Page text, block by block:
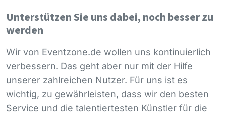
Unterstützen Sie uns dabei, noch besser zu
werden
Wir von Eventzone.de wollen uns kontinuierlich
verbessern. Das geht aber nur mit der Hilfe
unserer zahlreichen Nutzer. Für uns ist es
wichtig, zu gewährleisten, dass wir den besten
Service und die talentiertesten Künstler für die